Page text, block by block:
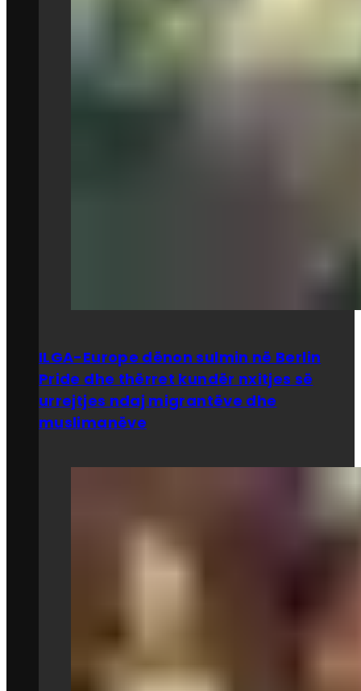
ILGA-Europe dënon sulmin në Berlin
Pride dhe thërret kundër nxitjes së
urrejtjes ndaj migrantëve dhe
muslimanëve